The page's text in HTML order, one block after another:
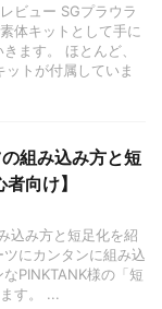
ビュー SGプラウラ
体キットとして手に
ます。 ほとんど、
トが付属していま
組み込み方と短
向け】
込み方と短足化を紹
にカンタンに組み込
PINKTANK様の「短
す。 ...